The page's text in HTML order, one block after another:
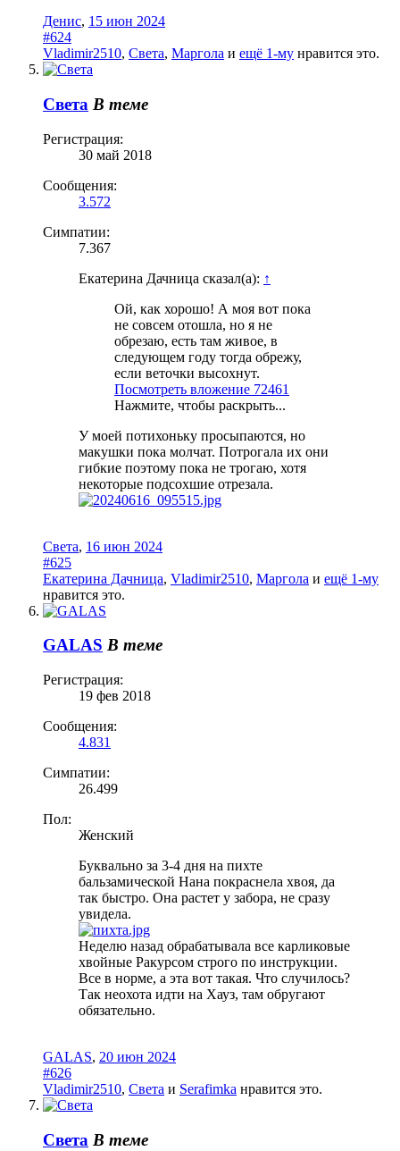
Денис, 15 июн 2024
#624
Vladimir2510, Света, Маргола и ещё 1-му нравится это.
Света В теме
Регистрация:
30 май 2018
Сообщения:
3.572
Симпатии:
7.367
Екатерина Дачница сказал(а): ↑
Ой, как хорошо! А моя вот пока
не совсем отошла, но я не
обрезаю, есть там живое, в
следующем году тогда обрежу,
если веточки высохнут.
Посмотреть вложение 72461
Нажмите, чтобы раскрыть...
У моей потихоньку просыпаются, но
макушки пока молчат. Потрогала их они
гибкие поэтому пока не трогаю, хотя
некоторые подсохшие отрезала.
Света, 16 июн 2024
#625
Екатерина Дачница, Vladimir2510, Маргола и ещё 1-му
нравится это.
GALAS В теме
Регистрация:
19 фев 2018
Сообщения:
4.831
Симпатии:
26.499
Пол:
Женский
Буквально за 3-4 дня на пихте
бальзамической Нана покраснела хвоя, да
так быстро. Она растет у забора, не сразу
увидела.
Неделю назад обрабатывала все карликовые
хвойные Ракурсом строго по инструкции.
Все в норме, а эта вот такая. Что случилось?
Так неохота идти на Хауз, там обругают
обязательно.
GALAS, 20 июн 2024
#626
Vladimir2510, Света и Serafimka нравится это.
Света В теме